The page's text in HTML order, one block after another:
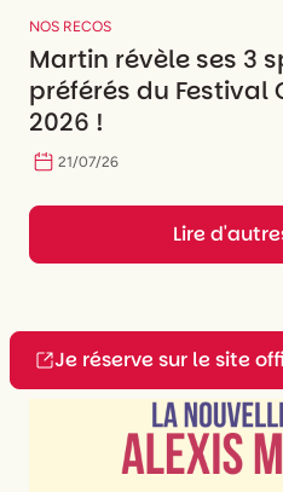
SoutiensDRAC Île-de-
à la compagnie
France au titre de l’aide
artistique et culturelle ;
de la danse, accueil en
NOS RECOS
Martin révèle ses 3
préférés du Festival
2026 !
21/07/26
Lire
Je réserve sur le site